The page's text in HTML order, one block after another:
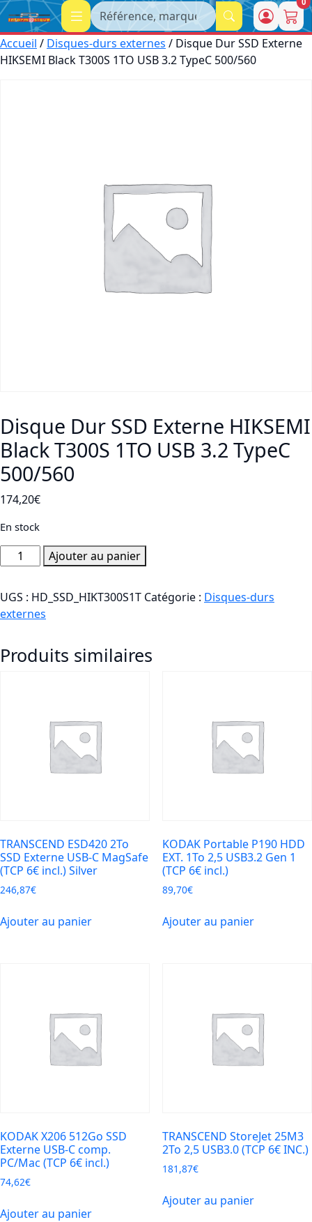
Recherche
Accueil / Disques-durs externes / Disque Dur SSD Externe
HIKSEMI Black T300S 1TO USB 3.2 TypeC 500/560
Disque Dur SSD Externe HIKSEMI
Black T300S 1TO USB 3.2 TypeC
500/560
174,20€
En stock
quantité
de
Dur
SSD
HIKSEMI
Ajouter au panier
UGS : HD_SSD_HIKT300S1T Catégorie : Disques-durs
externes
Produits similaires
TRANSCEND ESD420 2To
SSD Externe USB-C MagSafe
(TCP 6€ incl.) Silver
246,87€
Ajouter au panier
KODAK Portable P190 HDD
EXT. 1To 2,5 USB3.2 Gen 1
(TCP 6€ incl.)
89,70€
Ajouter au panier
KODAK X206 512Go SSD
Externe USB-C comp.
PC/Mac (TCP 6€ incl.)
74,62€
Ajouter au panier
TRANSCEND StoreJet 25M3
2To 2,5 USB3.0 (TCP 6€ INC.)
181,87€
Ajouter au panier